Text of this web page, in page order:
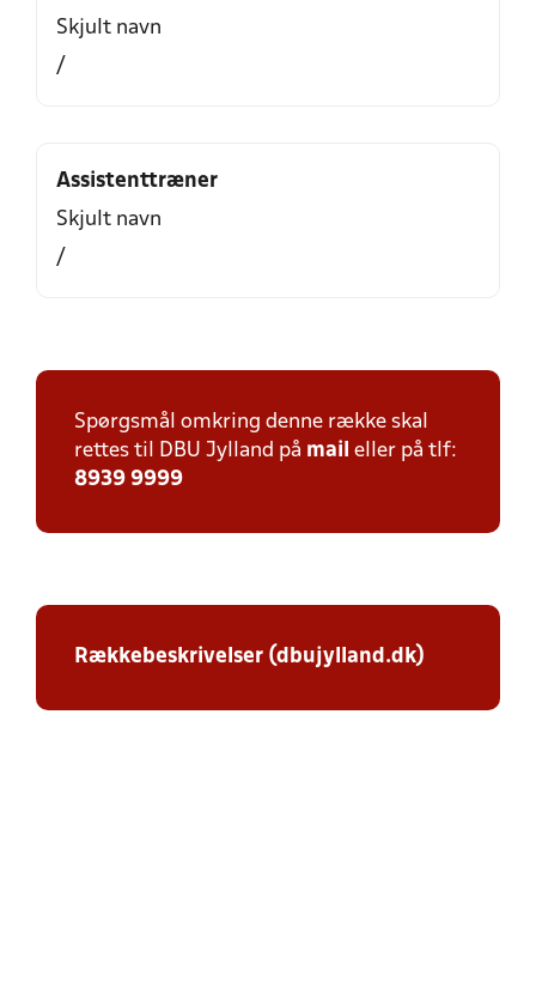
Skjult navn
/
Assistenttræner
Skjult navn
/
Spørgsmål omkring denne række skal
rettes til DBU Jylland på mail eller på tlf:
8939 9999
Rækkebeskrivelser (dbujylland.dk)